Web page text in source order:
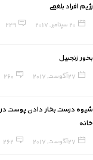
رژیم افراد بلغمی
20 سپتامبر, 2017 249
بخور زنجبیل
27 آگوست, 2017 260
شیوه درست بخار دادن پوست در
خانه
27 آگوست, 2017 262